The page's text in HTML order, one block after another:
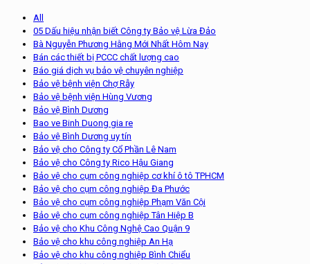
All
05 Dấu hiệu nhận biết Công ty Bảo vệ Lừa Đảo
Bà Nguyễn Phương Hằng Mới Nhất Hôm Nay
Bán các thiết bị PCCC chất lượng cao
Báo giá dịch vụ bảo vệ chuyên nghiệp
Bảo vệ bệnh viện Chợ Rẫy
Bảo vệ bệnh viện Hùng Vương
Bảo vệ Bình Dương
Bao ve Binh Duong gia re
Bảo vệ Bình Dương uy tín
Bảo vệ cho Công ty Cổ Phần Lê Nam
Bảo vệ cho Công ty Rico Hậu Giang
Bảo vệ cho cụm công nghiệp cơ khí ô tô TPHCM
Bảo vệ cho cụm công nghiệp Đa Phước
Bảo vệ cho cụm công nghiệp Phạm Văn Cội
Bảo vệ cho cụm công nghiệp Tân Hiệp B
Bảo vệ cho Khu Công Nghệ Cao Quận 9
Bảo vệ cho khu công nghiệp An Hạ
Bảo vệ cho khu công nghiệp Bình Chiểu